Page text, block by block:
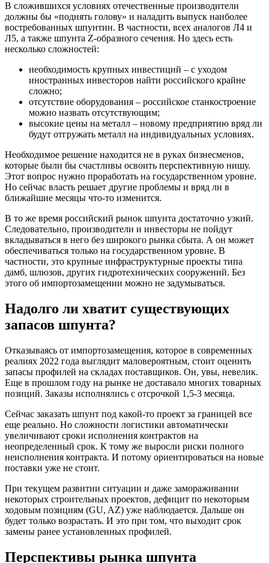
В сложившихся условиях отечественные производители
должны бы «поднять голову» и наладить выпуск наиболее
востребованных шпунтин. В частности, всех аналогов Л4 и
Л5, а также шпунта Z-образного сечения. Но здесь есть
несколько сложностей:
необходимость крупных инвестиций – с уходом
иностранных инвесторов найти российского крайне
сложно;
отсутствие оборудования – российское станкостроение
можно назвать отсутствующим;
высокие цены на металл – новому предприятию вряд ли
будут отгружать металл на индивидуальных условиях.
Необходимое решение находится не в руках бизнесменов,
которые были бы счастливы освоить перспективную нишу.
Этот вопрос нужно проработать на государственном уровне.
Но сейчас власть решает другие проблемы и вряд ли в
ближайшие месяцы что-то изменится.
В то же время российский рынок шпунта достаточно узкий.
Следовательно, производители и инвесторы не пойдут
вкладываться в него без широкого рынка сбыта. А он может
обеспечиваться только на государственном уровне. В
частности, это крупные инфраструктурные проекты типа
дамб, шлюзов, других гидротехнических сооружений. Без
этого об импортозамещении можно не задумываться.
Надолго ли хватит существующих
запасов шпунта?
Отказываясь от импортозамещения, которое в современных
реалиях 2022 года выглядит маловероятным, стоит оценить
запасы профилей на складах поставщиков. Он, увы, невелик.
Еще в прошлом году на рынке не доставало многих товарных
позиций. Заказы исполнялись с отсрочкой 1,5-3 месяца.
Сейчас заказать шпунт под какой-то проект за границей все
еще реально. Но сложности логистики автоматически
увеличивают сроки исполнения контрактов на
неопределенный срок. К тому же выросли риски полного
неисполнения контракта. И потому ориентироваться на новые
поставки уже не стоит.
При текущем развитии ситуации и даже замораживании
некоторых строительных проектов, дефицит по некоторым
ходовым позициям (GU, AZ) уже наблюдается. Дальше он
будет только возрастать. И это при том, что выходит срок
замены ранее установленных профилей.
Перспективы рынка шпунта